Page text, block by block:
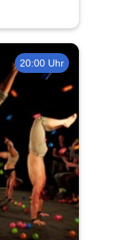
20:00 Uhr